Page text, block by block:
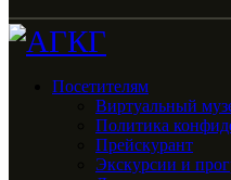
Посетителям
Виртуальный
Политика
Прейскурант
Экскурсии и